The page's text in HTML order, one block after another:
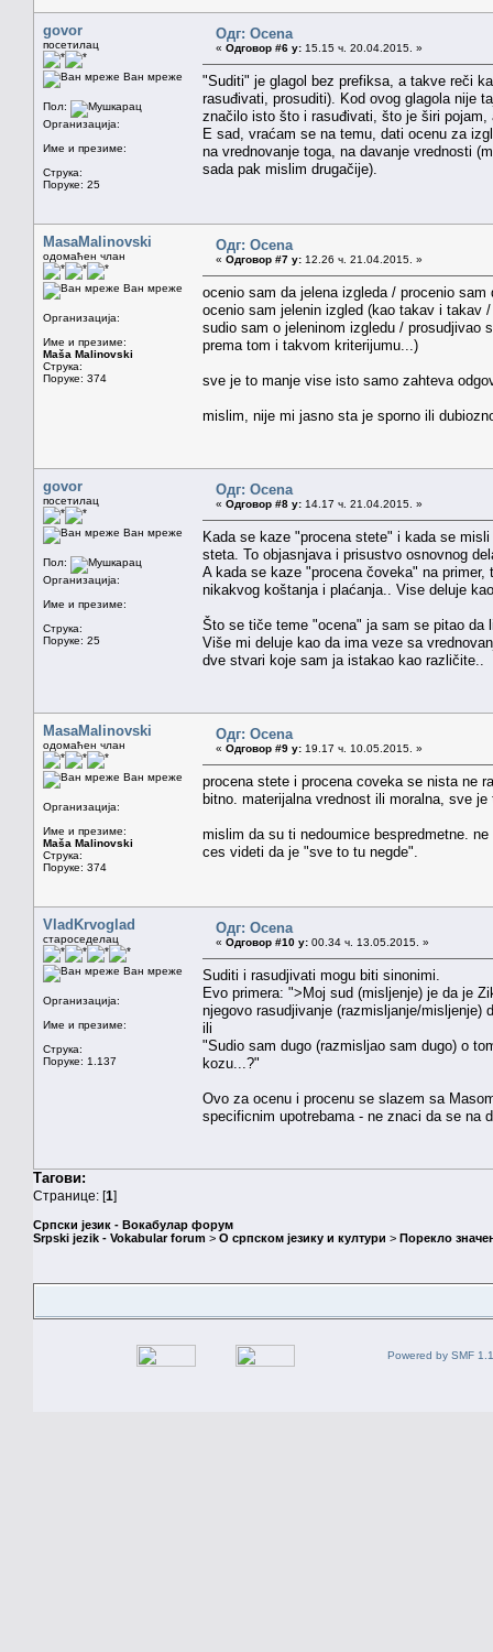
govor
посетилац
Ван мреже
Пол:
Организација:
Име и презиме:
Струка:
Поруке: 25
Одг: Ocena
« Одговор #6 у: 15.15 ч. 20.04.2015. »
"Suditi" je glagol bez prefiksa, a takve reči
rasuđivati, prosuditi). Kod ovog glagola nije
značilo isto što i rasuđivati, što je širi
E sad, vraćam se na temu, dati ocenu za
na vrednovanje toga, na davanje vrednosti
sada pak mislim drugačije).
MasaMalinovski
одомаћен члан
Ван мреже
Организација:
Име и презиме:
Maša Malinovski
Струка:
Поруке: 374
Одг: Ocena
« Одговор #7 у: 12.26 ч. 21.04.2015. »
ocenio sam da jelena izgleda / procenio
ocenio sam jelenin izgled (kao takav i takav
sudio sam o jeleninom izgledu / prosudjivao
prema tom i takvom kriterijumu...)
sve je to manje vise isto samo zahteva
mislim, nije mi jasno sta je sporno ili
govor
посетилац
Ван мреже
Пол:
Организација:
Име и презиме:
Струка:
Поруке: 25
Одг: Ocena
« Одговор #8 у: 14.17 ч. 21.04.2015. »
Kada se kaze "procena stete" i kada se
steta. To objasnjava i prisustvo osnovnog
A kada se kaze "procena čoveka" na
nikakvog koštanja i plaćanja.. Vise deluje
Što se tiče teme "ocena" ja sam se pitao da
Više mi deluje kao da ima veze sa
dve stvari koje sam ja istakao kao različite..
MasaMalinovski
одомаћен члан
Ван мреже
Организација:
Име и презиме:
Maša Malinovski
Струка:
Поруке: 374
Одг: Ocena
« Одговор #9 у: 19.17 ч. 10.05.2015. »
procena stete i procena coveka se nista ne
bitno. materijalna vrednost ili moralna, sve
mislim da su ti nedoumice bespredmetne.
ces videti da je "sve to tu negde".
VladKrvoglad
староседелац
Ван мреже
Организација:
Име и презиме:
Струка:
Поруке: 1.137
Одг: Ocena
« Одговор #10 у: 00.34 ч. 13.05.2015. »
Suditi i rasudjivati mogu biti sinonimi.
Evo primera: ">Moj sud (misljenje) je da je
njegovo rasudjivanje (razmisljanje/misljenje)
ili
"Sudio sam dugo (razmisljao sam dugo) o
kozu...?"
Ovo za ocenu i procenu se slazem sa
specificnim upotrebama - ne znaci da se na
Тагови:
Странице: [1]
Српски језик - Вокабулар форум
Srpski jezik - Vokabular forum > О српском језику и култури > Порекло
Powered by SMF